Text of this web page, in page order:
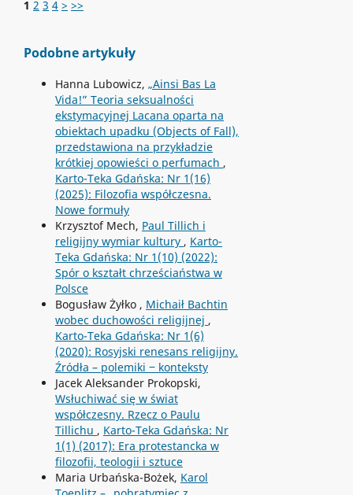
1 2 3 4 > >>
Podobne artykuły
Hanna Lubowicz, „Ainsi Bas La
Vida!” Teoria seksualności
ekstymacyjnej Lacana oparta na
obiektach upadku (Objects of Fall),
przedstawiona na przykładzie
krótkiej opowieści o perfumach ,
Karto-Teka Gdańska: Nr 1(16)
(2025): Filozofia współczesna.
Nowe formuły
Krzysztof Mech, Paul Tillich i
religijny wymiar kultury , Karto-
Teka Gdańska: Nr 1(10) (2022):
Spór o kształt chrześciaństwa w
Polsce
Bogusław Żyłko , Michaił Bachtin
wobec duchowości religijnej ,
Karto-Teka Gdańska: Nr 1(6)
(2020): Rosyjski renesans religijny.
Źródła – polemiki ‒ konteksty
Jacek Aleksander Prokopski,
Wsłuchiwać się w świat
współczesny. Rzecz o Paulu
Tillichu , Karto-Teka Gdańska: Nr
1(1) (2017): Era protestancka w
filozofii, teologii i sztuce
Maria Urbańska-Bożek, Karol